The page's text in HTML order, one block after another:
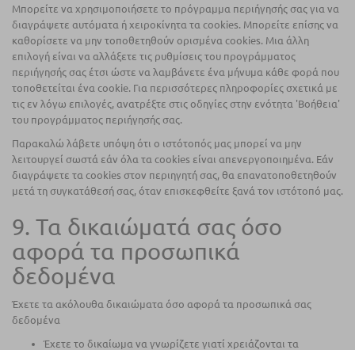
Μπορείτε να χρησιμοποιήσετε το πρόγραμμα περιήγησής σας για να
διαγράψετε αυτόματα ή χειροκίνητα τα cookies. Μπορείτε επίσης να
καθορίσετε να μην τοποθετηθούν ορισμένα cookies. Μια άλλη
επιλογή είναι να αλλάξετε τις ρυθμίσεις του προγράμματος
περιήγησής σας έτσι ώστε να λαμβάνετε ένα μήνυμα κάθε φορά που
τοποθετείται ένα cookie. Για περισσότερες πληροφορίες σχετικά με
τις εν λόγω επιλογές, ανατρέξτε στις οδηγίες στην ενότητα 'Βοήθεια'
του προγράμματος περιήγησής σας.
Παρακαλώ λάβετε υπόψη ότι ο ιστότοπός μας μπορεί να μην
λειτουργεί σωστά εάν όλα τα cookies είναι απενεργοποιημένα. Εάν
διαγράψετε τα cookies στον περιηγητή σας, θα επανατοποθετηθούν
μετά τη συγκατάθεσή σας, όταν επισκεφθείτε ξανά τον ιστότοπό μας.
9. Τα δικαιώματά σας όσο
αφορά τα προσωπικά
δεδομένα
Έχετε τα ακόλουθα δικαιώματα όσο αφορά τα προσωπικά σας
δεδομένα
Έχετε το δικαίωμα να γνωρίζετε γιατί χρειάζονται τα